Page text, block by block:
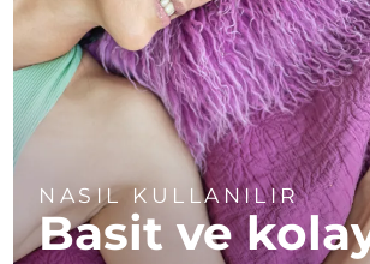
NASIL KULLANILIR
Basit ve